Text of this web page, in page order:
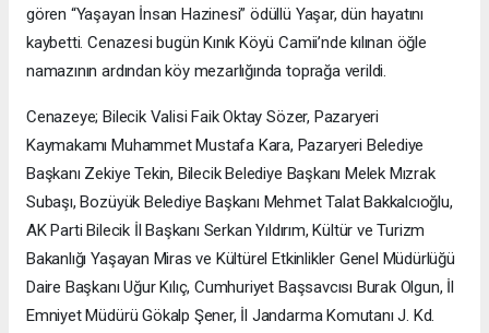
gören “Yaşayan İnsan Hazinesi” ödüllü Yaşar, dün hayatını
kaybetti. Cenazesi bugün Kınık Köyü Camii’nde kılınan öğle
namazının ardından köy mezarlığında toprağa verildi.
Cenazeye; Bilecik Valisi Faik Oktay Sözer, Pazaryeri
Kaymakamı Muhammet Mustafa Kara, Pazaryeri Belediye
Başkanı Zekiye Tekin, Bilecik Belediye Başkanı Melek Mızrak
Subaşı, Bozüyük Belediye Başkanı Mehmet Talat Bakkalcıoğlu,
AK Parti Bilecik İl Başkanı Serkan Yıldırım, Kültür ve Turizm
Bakanlığı Yaşayan Miras ve Kültürel Etkinlikler Genel Müdürlüğü
Daire Başkanı Uğur Kılıç, Cumhuriyet Başsavcısı Burak Olgun, İl
Emniyet Müdürü Gökalp Şener, İl Jandarma Komutanı J. Kd.